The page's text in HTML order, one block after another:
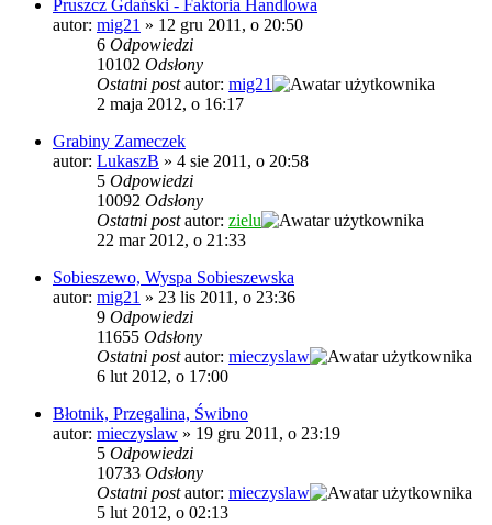
Pruszcz Gdański - Faktoria Handlowa
autor: mig21 » 12 gru 2011, o 20:50
6 Odpowiedzi
10102 Odsłony
Ostatni postautor: mig21
2 maja 2012, o 16:17
Grabiny Zameczek
autor: LukaszB » 4 sie 2011, o 20:58
5 Odpowiedzi
10092 Odsłony
Ostatni postautor: zielu
22 mar 2012, o 21:33
Sobieszewo, Wyspa Sobieszewska
autor: mig21 » 23 lis 2011, o 23:36
9 Odpowiedzi
11655 Odsłony
Ostatni postautor: mieczyslaw
6 lut 2012, o 17:00
Błotnik, Przegalina, Świbno
autor: mieczyslaw » 19 gru 2011, o 23:19
5 Odpowiedzi
10733 Odsłony
Ostatni postautor: mieczyslaw
5 lut 2012, o 02:13